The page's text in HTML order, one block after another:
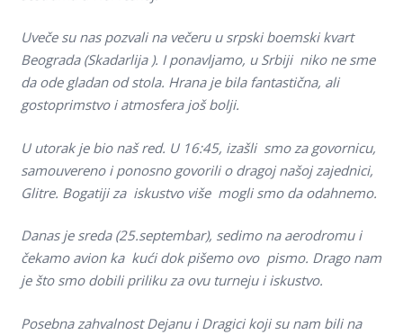
Uveče su nas pozvali na večeru u srpski boemski kvart
Beograda (Skadarlija ). I ponavljamo, u Srbiji niko ne sme
da ode gladan od stola. Hrana je bila fantastična, ali
gostoprimstvo i atmosfera još bolji.
U utorak je bio naš red. U 16:45, izašli smo za govornicu,
samouvereno i ponosno govorili o dragoj našoj zajednici,
Glitre. Bogatiji za iskustvo više mogli smo da odahnemo.
Danas je sreda (25.septembar), sedimo na aerodromu i
čekamo avion ka kući dok pišemo ovo pismo. Drago nam
je što smo dobili priliku za ovu turneju i iskustvo.
Posebna zahvalnost Dejanu i Dragici koji su nam bili na